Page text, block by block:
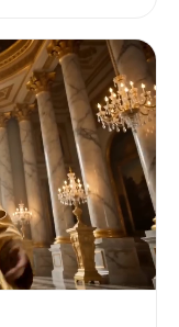
street,
garland, hands
the camera
gently in the
courtyard, soft
rose, hand
warm,
a Brazilian
a gerbera,
rhythmic, full
street: an
atop a bento,
short and
woman
고, 극장 특유의
초, 중근경): 카시
짝 치켜들고 날카
고조된다. [카시
...
작 절정): 말이 끝
마르코의 뺨 옆
마르코의 고개가
장내가 일순 정적.
6초, 여주 얼
사이로 한마디
삐- 음소거 처
굴 특사로): 마르
향해 황송하고